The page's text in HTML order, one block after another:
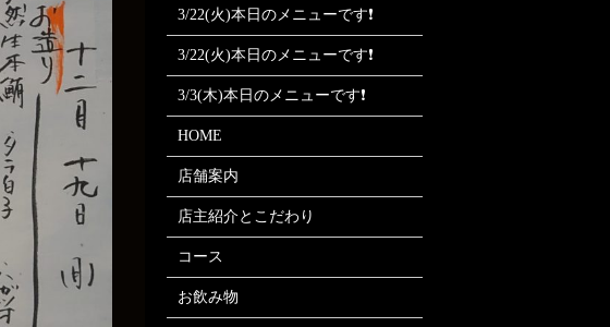
3/22(火)本日のメニューです❗
3/22(火)本日のメニューです❗
3/3(木)本日のメニューです❗
HOME
店舗案内
店主紹介とこだわり
コース
お飲み物